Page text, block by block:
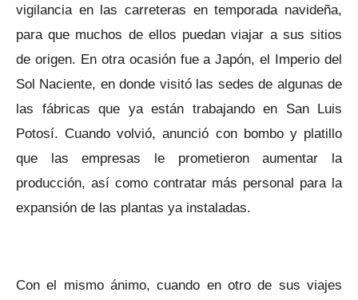
vigilancia en las carreteras en temporada navideña,
para que muchos de ellos puedan viajar a sus sitios
de origen. En otra ocasión fue a Japón, el Imperio del
Sol Naciente, en donde visitó las sedes de algunas de
las fábricas que ya están trabajando en San Luis
Potosí. Cuando volvió, anunció con bombo y platillo
que las empresas le prometieron aumentar la
producción, así como contratar más personal para la
expansión de las plantas ya instaladas.
Con el mismo ánimo, cuando en otro de sus viajes